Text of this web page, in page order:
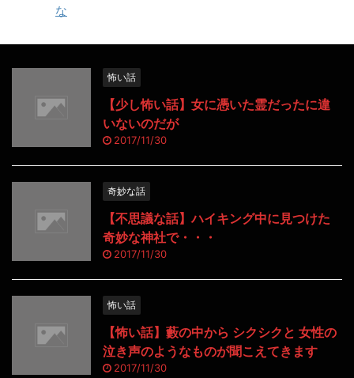
な
怖い話
【少し怖い話】女に憑いた霊だったに違
いないのだが
2017/11/30
奇妙な話
【不思議な話】ハイキング中に見つけた
奇妙な神社で・・・
2017/11/30
怖い話
【怖い話】藪の中から シクシクと 女性の
泣き声のようなものが聞こえてきます
2017/11/30